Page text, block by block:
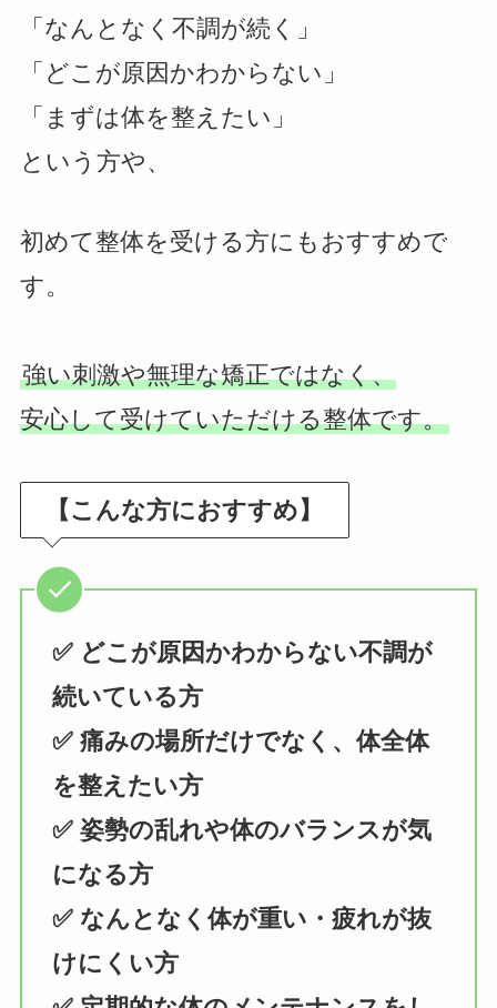
「なんとなく不調が続く」
「どこが原因かわからない」
「まずは体を整えたい」
という方や、
初めて整体を受ける方にもおすすめで
す。
強い刺激や無理な矯正ではなく、
安心して受けていただける整体です。
【こんな方におすすめ】
✅ どこが原因かわからない不調が
続いている方
✅ 痛みの場所だけでなく、体全体
を整えたい方
✅ 姿勢の乱れや体のバランスが気
になる方
✅ なんとなく体が重い・疲れが抜
けにくい方